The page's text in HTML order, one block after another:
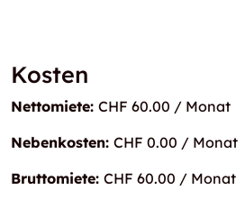
Kosten
Nettomiete: CHF 60.00 / Monat
Nebenkosten: CHF 0.00 / Monat
Bruttomiete: CHF 60.00 / Monat